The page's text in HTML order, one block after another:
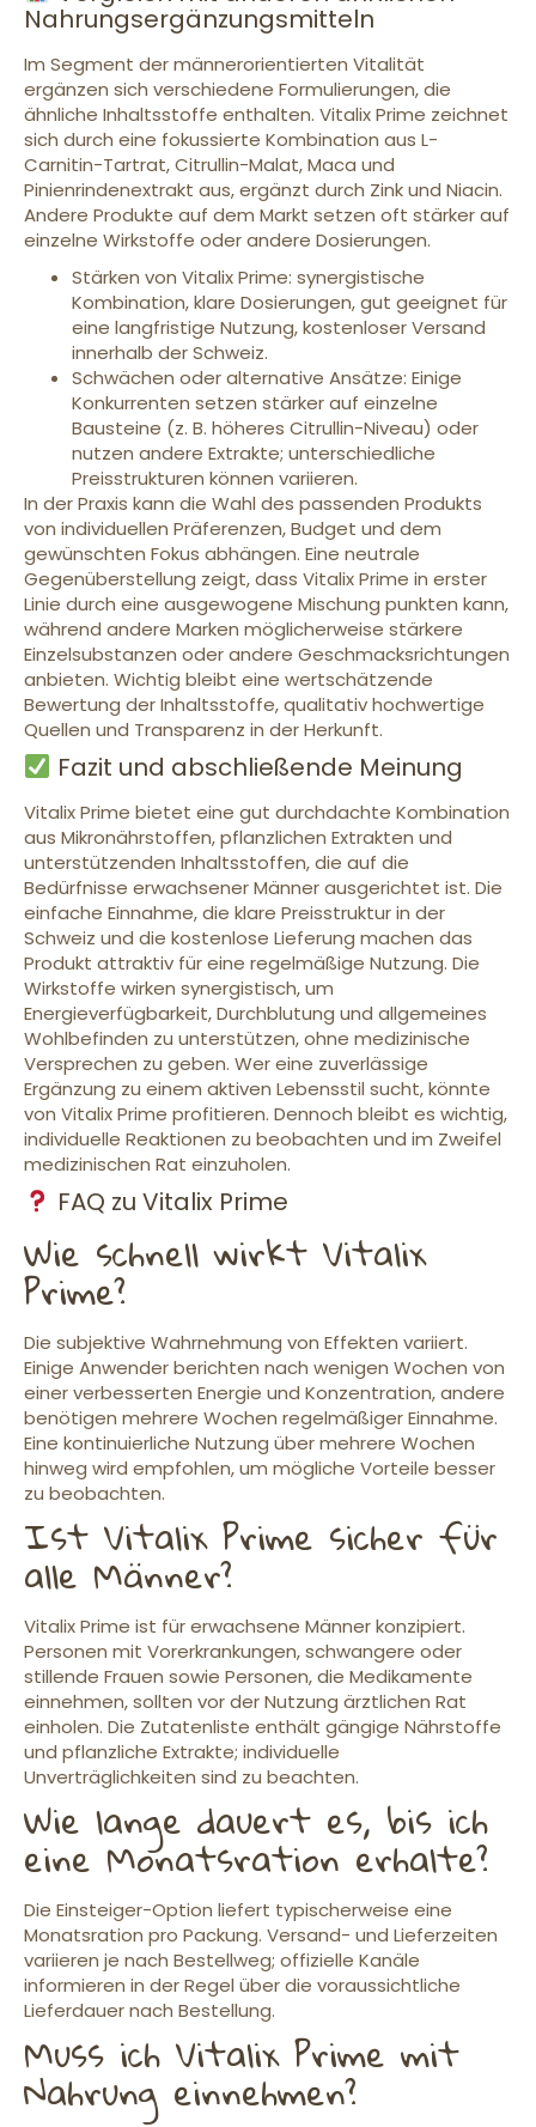
Nahrungsergänzungsmitteln
Im Segment der männerorientierten Vitalität
ergänzen sich verschiedene Formulierungen, die
ähnliche Inhaltsstoffe enthalten. Vitalix Prime zeichnet
sich durch eine fokussierte Kombination aus L-
Carnitin-Tartrat, Citrullin-Malat, Maca und
Pinienrindenextrakt aus, ergänzt durch Zink und Niacin.
Andere Produkte auf dem Markt setzen oft stärker auf
einzelne Wirkstoffe oder andere Dosierungen.
Stärken von Vitalix Prime: synergistische
Kombination, klare Dosierungen, gut geeignet für
eine langfristige Nutzung, kostenloser Versand
innerhalb der Schweiz.
Schwächen oder alternative Ansätze: Einige
Konkurrenten setzen stärker auf einzelne
Bausteine (z. B. höheres Citrullin-Niveau) oder
nutzen andere Extrakte; unterschiedliche
Preisstrukturen können variieren.
In der Praxis kann die Wahl des passenden Produkts
von individuellen Präferenzen, Budget und dem
gewünschten Fokus abhängen. Eine neutrale
Gegenüberstellung zeigt, dass Vitalix Prime in erster
Linie durch eine ausgewogene Mischung punkten kann,
während andere Marken möglicherweise stärkere
Einzelsubstanzen oder andere Geschmacksrichtungen
anbieten. Wichtig bleibt eine wertschätzende
Bewertung der Inhaltsstoffe, qualitativ hochwertige
Quellen und Transparenz in der Herkunft.
Fazit und abschließende Meinung
Vitalix Prime bietet eine gut durchdachte Kombination
aus Mikronährstoffen, pflanzlichen Extrakten und
unterstützenden Inhaltsstoffen, die auf die
Bedürfnisse erwachsener Männer ausgerichtet ist. Die
einfache Einnahme, die klare Preisstruktur in der
Schweiz und die kostenlose Lieferung machen das
Produkt attraktiv für eine regelmäßige Nutzung. Die
Wirkstoffe wirken synergistisch, um
Energieverfügbarkeit, Durchblutung und allgemeines
Wohlbefinden zu unterstützen, ohne medizinische
Versprechen zu geben. Wer eine zuverlässige
Ergänzung zu einem aktiven Lebensstil sucht, könnte
von Vitalix Prime profitieren. Dennoch bleibt es wichtig,
individuelle Reaktionen zu beobachten und im Zweifel
medizinischen Rat einzuholen.
FAQ zu Vitalix Prime
Wie schnell wirkt Vitalix
Prime?
Die subjektive Wahrnehmung von Effekten variiert.
Einige Anwender berichten nach wenigen Wochen von
einer verbesserten Energie und Konzentration, andere
benötigen mehrere Wochen regelmäßiger Einnahme.
Eine kontinuierliche Nutzung über mehrere Wochen
hinweg wird empfohlen, um mögliche Vorteile besser
zu beobachten.
Ist Vitalix Prime sicher für
alle Männer?
Vitalix Prime ist für erwachsene Männer konzipiert.
Personen mit Vorerkrankungen, schwangere oder
stillende Frauen sowie Personen, die Medikamente
einnehmen, sollten vor der Nutzung ärztlichen Rat
einholen. Die Zutatenliste enthält gängige Nährstoffe
und pflanzliche Extrakte; individuelle
Unverträglichkeiten sind zu beachten.
Wie lange dauert es, bis ich
eine Monatsration erhalte?
Die Einsteiger-Option liefert typischerweise eine
Monatsration pro Packung. Versand- und Lieferzeiten
variieren je nach Bestellweg; offizielle Kanäle
informieren in der Regel über die voraussichtliche
Lieferdauer nach Bestellung.
Muss ich Vitalix Prime mit
Nahrung einnehmen?